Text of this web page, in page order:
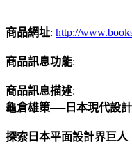
商品網址: http://
商品訊息功能:
商品訊息描述:
龜倉雄策──日本現代設
探索日本平面設計界巨